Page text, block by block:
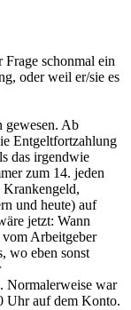
schonmal ein
oder weil er/sie es
gewesen. Ab
Entgeltfortzahlung
das irgendwie
zum 14. jeden
und heute) auf
jetzt: Wann
Arbeitgeber
wo eben sonst
Normalerweise war
Uhr auf dem Konto.